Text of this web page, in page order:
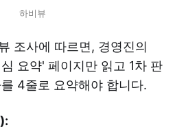
하비뷰
조사에 따르면, 경영진의
요약' 페이지만 읽고 1차 판
4줄로 요약해야 합니다.